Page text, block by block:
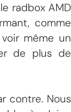
radbox AMD
comme
même un
de plus de
contre. Nous